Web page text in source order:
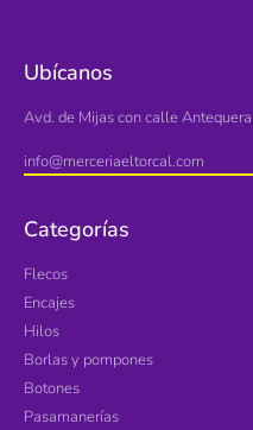
Ubícanos
Avd. de Mijas con calle
info@merceriaeltorcal.com
Categorías
Flecos
Encajes
Hilos
Borlas y pompones
Botones
Pasamanerías